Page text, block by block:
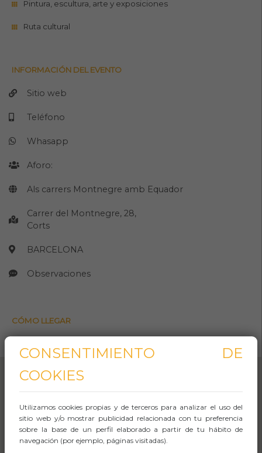
Pintura, escultura, arte y exposiciones
Ruta cultural
INFORMACIÓN DEL EVENTO
Sitio web
Teléfono
Whasapp
Aforo:
Als carrers Montnegre amb Equador
Carrer del Montnegre, 28,
Corts
BARCELONA
Observaciones
CÓMO LLEGAR
CONSENTIMIENTO DE
COOKIES
Utilizamos cookies propias y de terceros para analizar el uso del
sitio web y/o mostrar publicidad relacionada con tu preferencia
sobre la base de un perfil elaborado a partir de tu hábito de
navegación (por ejemplo, páginas visitadas).